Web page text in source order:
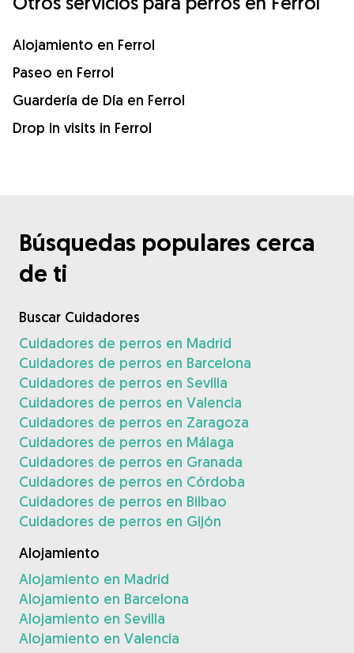
Alojamiento en Ferrol
Paseo en Ferrol
Guardería de Día en Ferrol
Drop in visits in Ferrol
Búsquedas populares cerca
de ti
Buscar Cuidadores
Cuidadores de perros en Madrid
Cuidadores de perros en Barcelona
Cuidadores de perros en Sevilla
Cuidadores de perros en Valencia
Cuidadores de perros en Zaragoza
Cuidadores de perros en Málaga
Cuidadores de perros en Granada
Cuidadores de perros en Córdoba
Cuidadores de perros en Bilbao
Cuidadores de perros en Gijón
Alojamiento
Alojamiento en Madrid
Alojamiento en Barcelona
Alojamiento en Sevilla
Alojamiento en Valencia